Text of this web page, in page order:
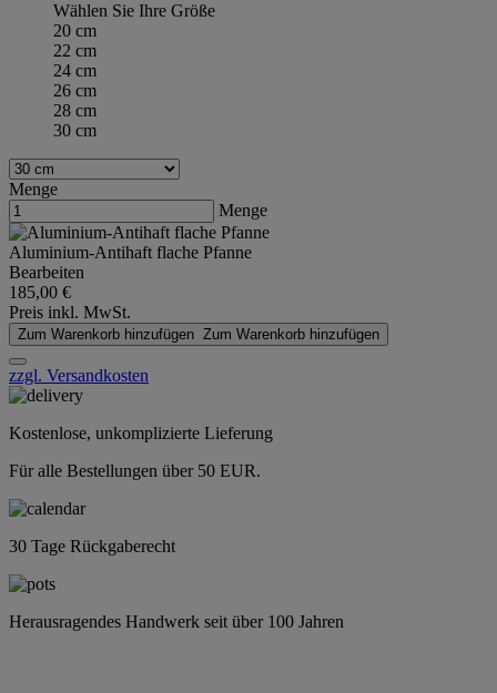
Wählen Sie Ihre Größe
20 cm
22 cm
24 cm
26 cm
28 cm
30 cm
Menge
Menge
Aluminium-Antihaft flache Pfanne
Bearbeiten
185,00 €
Preis inkl. MwSt.
Zum Warenkorb hinzufügen Zum Warenkorb hinzufügen
zzgl. Versandkosten
Kostenlose, unkomplizierte Lieferung
Für alle Bestellungen über 50 EUR.
30 Tage Rückgaberecht
Herausragendes Handwerk seit über 100 Jahren